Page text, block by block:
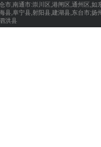
市,南通市:崇川区,港闸区,通州区,
县,阜宁县,射阳县,建湖县,东台市;
洪县